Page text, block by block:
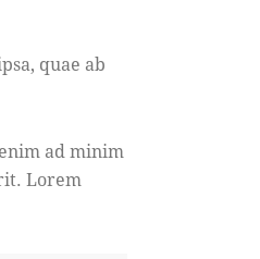
quae ab
ad minim
Lorem